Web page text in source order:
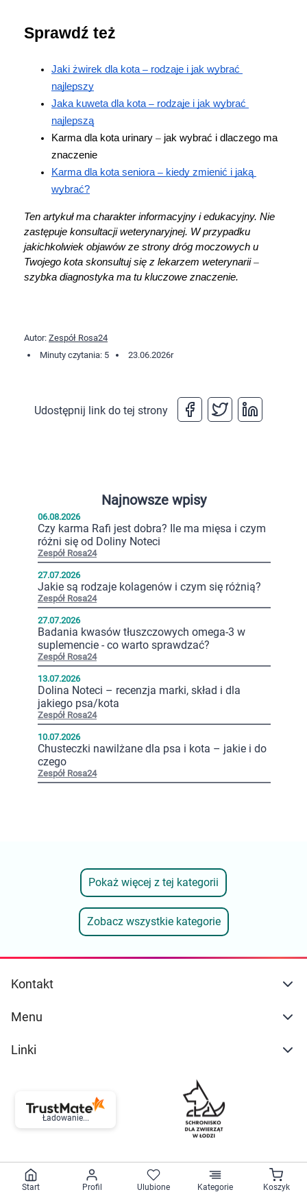
Sprawdź też
Jaki żwirek dla kota – rodzaje i jak wybrać
najlepszy
Jaka kuweta dla kota – rodzaje i jak wybrać
najlepszą
Karma dla kota urinary – jak wybrać i dlaczego ma
znaczenie
Karma dla kota seniora – kiedy zmienić i jaką
wybrać?
Ten artykuł ma charakter informacyjny i edukacyjny. Nie
zastępuje konsultacji weterynaryjnej. W przypadku
jakichkolwiek objawów ze strony dróg moczowych u
Twojego kota skonsultuj się z lekarzem weterynarii –
szybka diagnostyka ma tu kluczowe znaczenie.
Autor: Zespół Rosa24
Minuty czytania: 5
23.06.2026r
Udostępnij link do tej strony
Najnowsze wpisy
06.08.2026
Czy karma Rafi jest dobra? Ile ma mięsa i czym
różni się od Doliny Noteci
Zespół Rosa24
27.07.2026
Jakie są rodzaje kolagenów i czym się różnią?
Zespół Rosa24
27.07.2026
Badania kwasów tłuszczowych omega-3 w
suplemencie - co warto sprawdzać?
Zespół Rosa24
13.07.2026
Dolina Noteci – recenzja marki, skład i dla
jakiego psa/kota
Zespół Rosa24
10.07.2026
Chusteczki nawilżane dla psa i kota – jakie i do
czego
Zespół Rosa24
Zobacz wszystkie kategorie
Pokaż więcej z tej kategorii
Kontakt
Menu
Linki
Ładowanie...
Start Profil Ulubione Kategorie Koszyk